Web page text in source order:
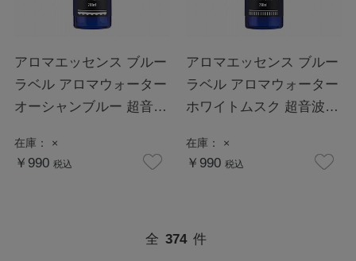
アロマエッセンス ブルー
ラベル アロマウォーター
オーシャンブルー 超音波
在庫： ×
￥990 税込
アロマエッセンス ブルー
ラベル アロマウォーター
ホワイトムスク 超音波式
在庫： ×
￥990 税込
全 374 件